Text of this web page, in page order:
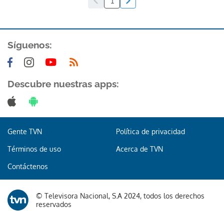
Síguenos:
Descubre nuestras apps:
Gente TVN Política de privacidad
Términos de uso Acerca de TVN
Contáctenos
© Televisora Nacional, S.A 2024, todos los derechos
reservados